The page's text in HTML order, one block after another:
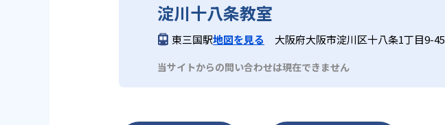
淀川十八条教室
東三国駅地図を見る 大阪府大阪市淀川区十八条1丁目9-45
当サイトからの問い合わせは現在できません